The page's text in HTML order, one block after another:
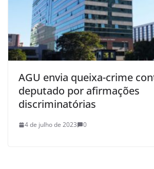
AGU envia queixa-crime
deputado por afirmações
discriminatórias
4 de julho de 2023 0